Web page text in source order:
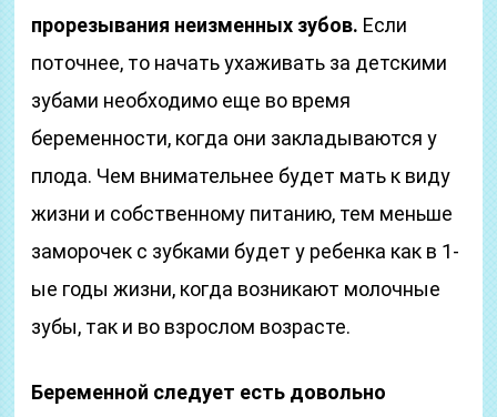
прорезывания неизменных зубов. Если
поточнее, то начать ухаживать за детскими
зубами необходимо еще во время
беременности, когда они закладываются у
плода. Чем внимательнее будет мать к виду
жизни и собственному питанию, тем меньше
заморочек с зубками будет у ребенка как в 1-
ые годы жизни, когда возникают молочные
зубы, так и во взрослом возрасте.
Беременной следует есть довольно